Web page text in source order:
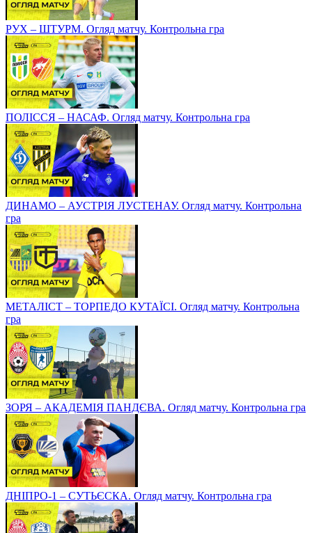
РУХ – ШТУРМ. Огляд матчу. Контрольна гра
ПОЛІССЯ – НАСАФ. Огляд матчу. Контрольна гра
ДИНАМО – АУСТРІЯ ЛУСТЕНАУ. Огляд матчу. Контрольна
гра
МЕТАЛІСТ – ТОРПЕДО КУТАЇСІ. Огляд матчу. Контрольна
гра
ЗОРЯ – АКАДЕМІЯ ПАНДЄВА. Огляд матчу. Контрольна гра
ДНІПРО-1 – СУТЬЄСКА. Огляд матчу. Контрольна гра